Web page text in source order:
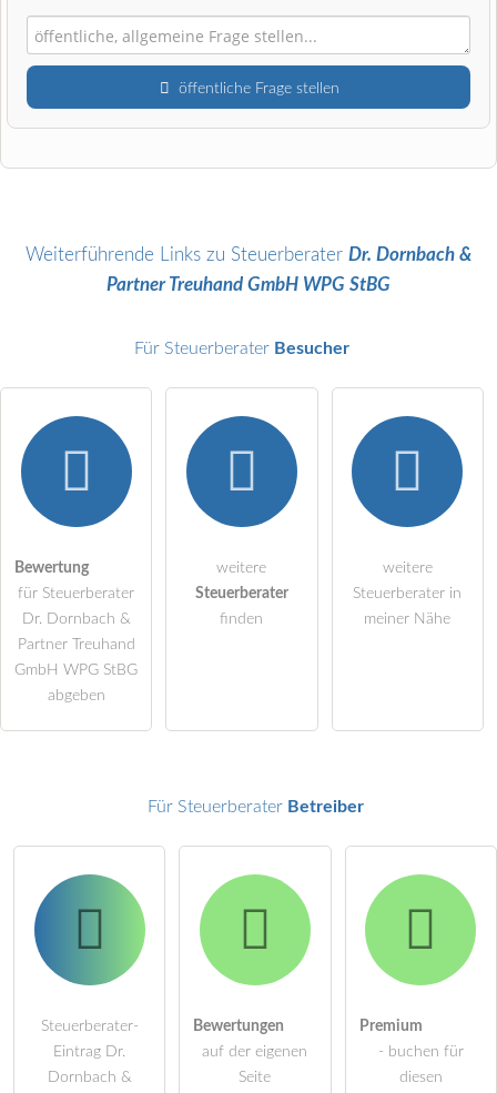
öffentliche Frage stellen
Name
Hiermit akzeptiere ich die
DieDatenschutzerklärung habe ich zur Kenntnis genommen.
öffentliche Frage stellen Abbrechen
Hinweis:Bitte beachten Sie, öffentliche Fragen sindfür alle
Besucher sichtbar
Klicken Sie hier um eine
Steuerberater-Eintrag zu stellen
Weiterführende Links zu Steuerberater Dr. Dornbach &
Partner Treuhand GmbH WPG StBG
Für Steuerberater Besucher
Bewertung
für Steuerberater
Dr. Dornbach &
Partner Treuhand
GmbH WPG StBG
abgeben
weitere
Steuerberater
finden
weitere
Steuerberater in
meiner Nähe
Für Steuerberater Betreiber
Steuerberater-
Eintrag Dr.
Dornbach &
Bewertungen
auf der eigenen
Seite
Premium
- buchen für
diesen